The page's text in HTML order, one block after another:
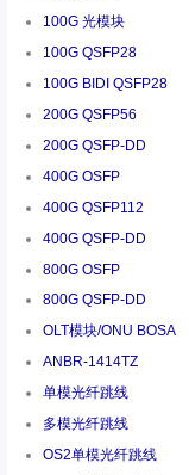
100G 光模块
100G QSFP28
100G BIDI QSFP28
200G QSFP56
200G QSFP-DD
400G OSFP
400G QSFP112
400G QSFP-DD
800G OSFP
800G QSFP-DD
OLT模块/ONU BOSA
ANBR-1414TZ
单模光纤跳线
多模光纤跳线
OS2单模光纤跳线